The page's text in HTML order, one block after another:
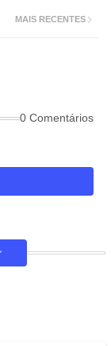
MAIS RECENTES
0 Comentários